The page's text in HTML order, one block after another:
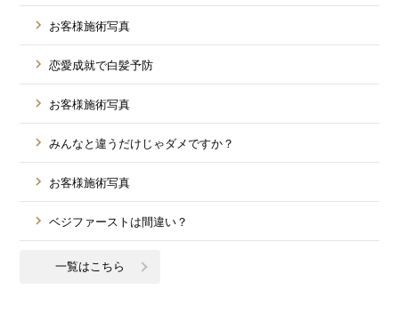
お客様施術写真
恋愛成就で白髪予防
お客様施術写真
みんなと違うだけじゃダメですか？
お客様施術写真
ベジファーストは間違い？
一覧はこちら